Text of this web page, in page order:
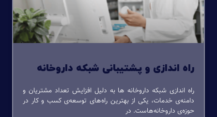
راه اندازی و پشتیبانی شبکه داروخانه
راه اندازی شبکه داروخانه ها به دلیل افزایش تعداد مشتریان و
دامنه‌ی خدمات، یکی از بهترین راه‌های توسعه‌ی کسب و کار در
حوزه‌ی داروخانه‌هاست. در